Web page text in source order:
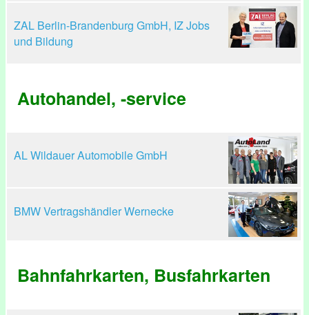
ZAL Berlin-Brandenburg GmbH, IZ Jobs
und Bildung
Autohandel, -service
AL Wildauer Automobile GmbH
BMW Vertragshändler Wernecke
Bahnfahrkarten, Busfahrkarten